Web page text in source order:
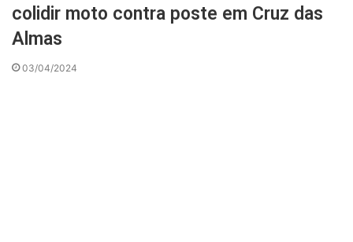
colidir moto contra poste em Cruz das
Almas
03/04/2024